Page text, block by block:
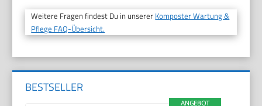
Weitere Fragen findest Du in unserer Komposter Wartung &
Pflege FAQ-Übersicht.
BESTSELLER
ANGEBOT